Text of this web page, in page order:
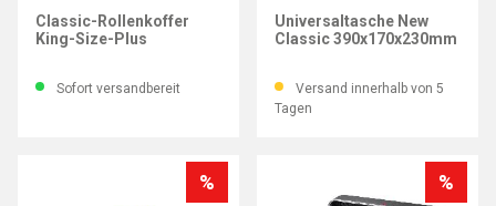
Classic-Rollenkoffer
King-Size-Plus
Sofort versandbereit
Universaltasche New
Classic 390x170x230mm
Versand innerhalb von 5
Tagen
% %